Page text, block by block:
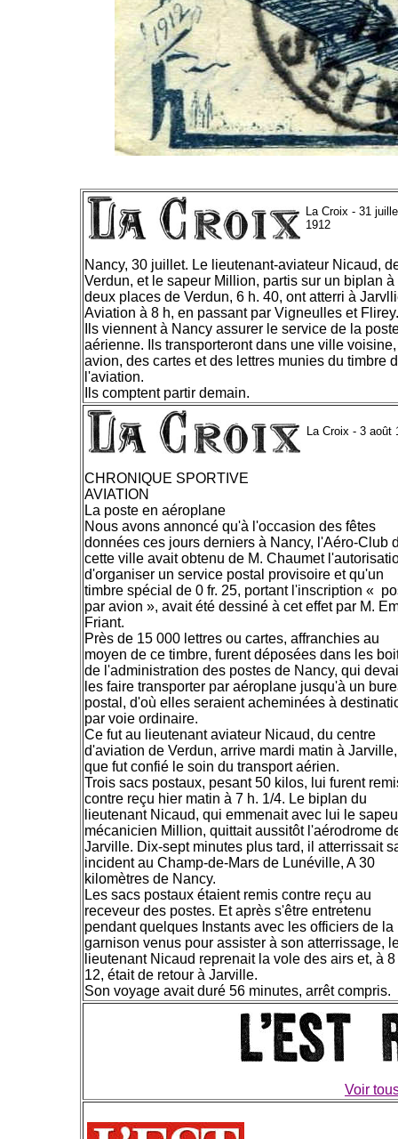
La Croix - 31
1912
Nancy, 30 juillet. Le lieutenant-aviateur Nicaud,
Verdun, et le sapeur Million, partis sur un biplan à
deux places de Verdun, 6 h. 40, ont atterri à
Aviation à 8 h, en passant par Vigneulles et Flirey.
Ils viennent à Nancy assurer le service de la
aérienne. Ils transporteront dans une ville
avion, des cartes et des lettres munies du timbre
l'aviation.
Ils comptent partir demain.
La Croix - 3 août
CHRONIQUE SPORTIVE
AVIATION
La poste en aéroplane
Nous avons annoncé qu'à l'occasion des fêtes
données ces jours derniers à Nancy, l'Aéro-Club
cette ville avait obtenu de M. Chaumet
d'organiser un service postal provisoire et qu'un
timbre spécial de 0 fr. 25, portant l'inscription «
par avion », avait été dessiné à cet effet par M.
Friant.
Près de 15 000 lettres ou cartes, affranchies au
moyen de ce timbre, furent déposées dans les
de l'administration des postes de Nancy, qui
les faire transporter par aéroplane jusqu'à un
postal, d'où elles seraient acheminées à
par voie ordinaire.
Ce fut au lieutenant aviateur Nicaud, du centre
d'aviation de Verdun, arrive mardi matin à Jarville,
que fut confié le soin du transport aérien.
Trois sacs postaux, pesant 50 kilos, lui furent
contre reçu hier matin à 7 h. 1/4. Le biplan du
lieutenant Nicaud, qui emmenait avec lui le
mécanicien Million, quittait aussitôt l'aérodrome
Jarville. Dix-sept minutes plus tard, il atterrissait
incident au Champ-de-Mars de Lunéville, A 30
kilomètres de Nancy.
Les sacs postaux étaient remis contre reçu au
receveur des postes. Et après s'être entretenu
pendant quelques Instants avec les officiers de la
garnison venus pour assister à son atterrissage,
lieutenant Nicaud reprenait la vole des airs et, à 8
12, était de retour à Jarville.
Son voyage avait duré 56 minutes, arrêt compris.
Voir